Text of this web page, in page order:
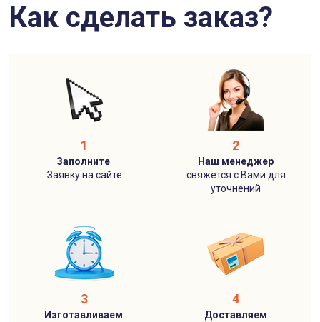
Как сделать заказ?
1
Заполните
Заявку на сайте
2
Наш менеджер
свяжется с Вами для
уточнений
3
Изготавливаем
4
Доставляем